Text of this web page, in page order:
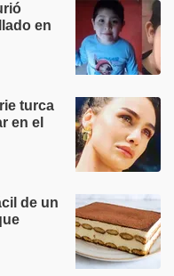
en
turca
en el
de un